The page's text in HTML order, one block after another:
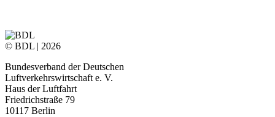
© BDL | 2026
Bundesverband der Deutschen
Luftverkehrswirtschaft e. V.
Haus der Luftfahrt
Friedrichstraße 79
10117 Berlin